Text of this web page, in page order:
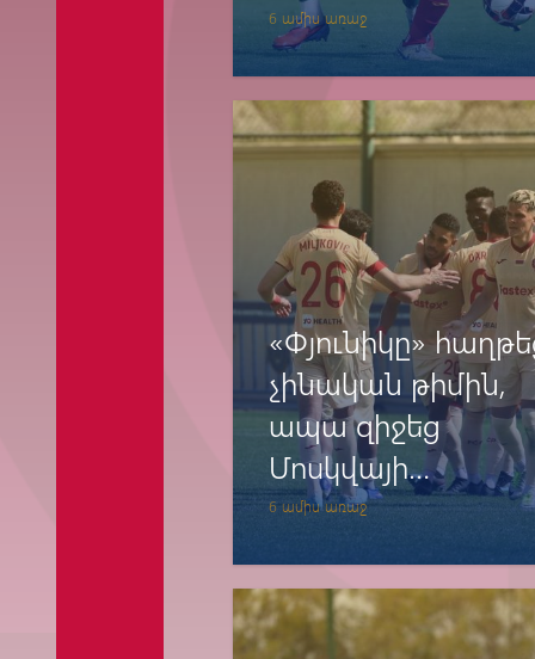
6 ամիս առաջ
6 ամիս առաջ
«Փյունիկը»
չինական թիմին,
ապա զիջեց
Մոսկվայի
«Սպարտակին»